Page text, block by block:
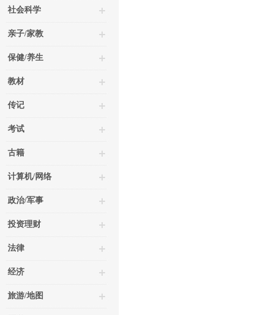
社会科学
亲子/家教
保健/养生
教材
传记
考试
古籍
计算机/网络
政治/军事
投资理财
法律
经济
旅游/地图